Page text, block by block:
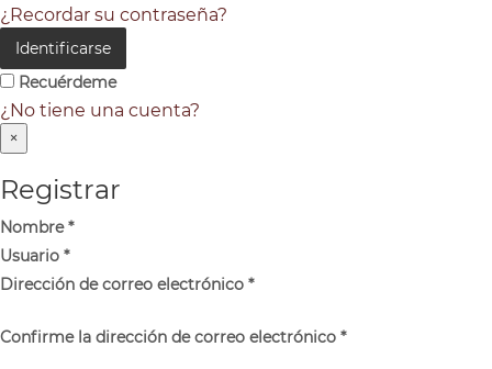
¿Recordar su contraseña?
Identificarse
Recuérdeme
¿No tiene una cuenta?
×
Registrar
Nombre*
Usuario *
Dirección de correo electrónico *
Confirme la dirección de correo electrónico *